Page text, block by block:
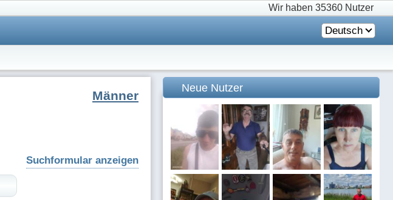
Wir haben 35360 Nutzer
Deutsch
Männer
Suchformular anzeigen
Neue Nutzer